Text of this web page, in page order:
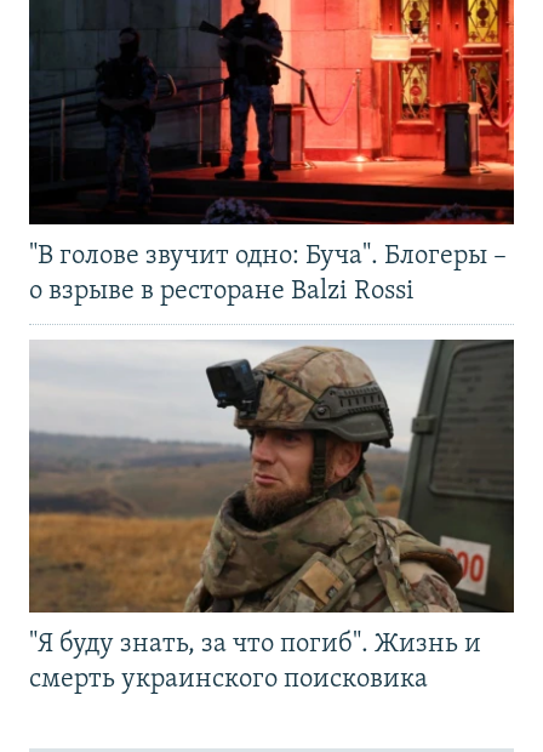
"В голове звучит одно: Буча". Блогеры –
о взрыве в ресторане Balzi Rossi
"Я буду знать, за что погиб". Жизнь и
смерть украинского поисковика